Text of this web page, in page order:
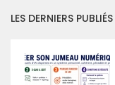
LES DERNIERS PUBLIÉS